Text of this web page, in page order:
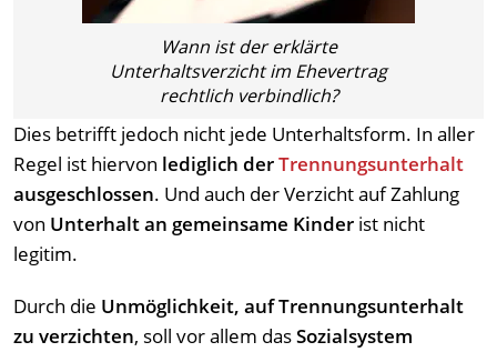
Wann ist der erklärte
Unterhaltsverzicht im Ehevertrag
rechtlich verbindlich?
Dies betrifft jedoch nicht jede Unterhaltsform. In aller
Regel ist hiervon lediglich derTrennungsunterhalt
ausgeschlossen. Und auch der Verzicht auf Zahlung
von Unterhalt an gemeinsame Kinder ist nicht
legitim.
Durch die Unmöglichkeit, auf Trennungsunterhalt
zu verzichten, soll vor allem dasSozialsystem